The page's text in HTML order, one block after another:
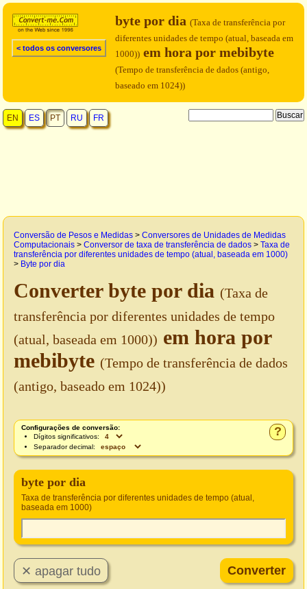
< todos os conversores
byte por dia (Taxa de transferência por
diferentes unidades de tempo (atual, baseada em
1000)) em hora por mebibyte
(Tempo de transferência de dados (antigo,
baseado em 1024))
EN ES PT RU FR
Conversão de Pesos e Medidas > Conversores de Unidades de Medidas
Computacionais > Conversor de taxa de transferência de dados > Taxa de
transferência por diferentes unidades de tempo (atual, baseada em 1000)
> Byte por dia
Converter byte por dia (Taxa de
transferência por diferentes unidades de tempo
(atual, baseada em 1000)) em hora por
mebibyte (Tempo de transferência de dados
(antigo, baseado em 1024))
?
Configurações de conversão:
Dígitos significativos:
Separador decimal:
byte por dia
Taxa de transferência por diferentes unidades de tempo (atual,
baseada em 1000)